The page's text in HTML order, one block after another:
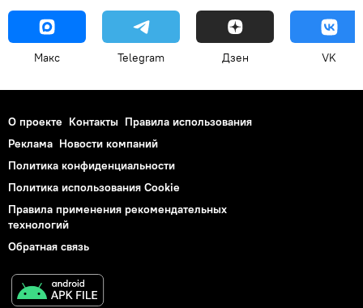
Макс Telegram Дзен VK
О проекте Контакты Правила использования
Реклама Новости компаний
Политика конфиденциальности
Политика использования Cookie
Правила применения рекомендательных
технологий
Обратная связь